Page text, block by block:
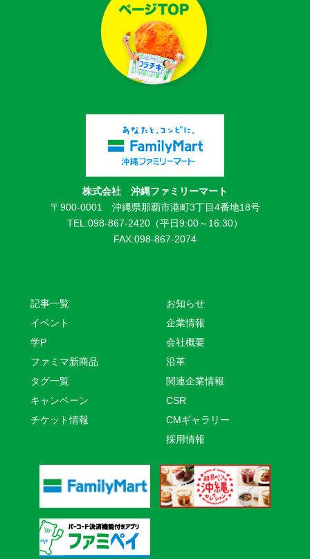
株式会社 沖縄ファミリーマート
〒900-0001 沖縄県那覇市港町3丁目4番地18号
TEL:098-867-2420（平日9:00～16:30）
FAX:098-867-2074
記事一覧
イベント
学P
ファミマ新商品
タグ一覧
キャンペーン
チケット情報
お知らせ
企業情報
会社概要
沿革
関連企業情報
CSR
CMギャラリー
採用情報